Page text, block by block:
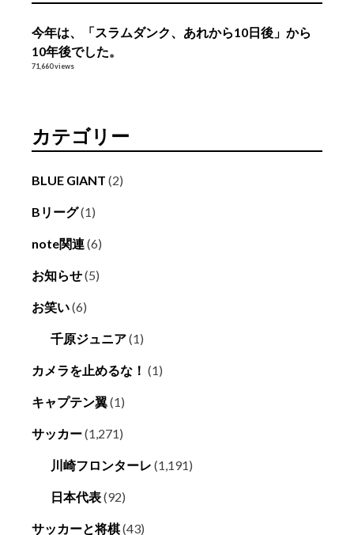
今年は、「スラムダンク、あれから10日後」から
10年後でした。
71,660 views
カテゴリー
BLUE GIANT (2)
Bリーグ(1)
note関連(6)
お知らせ(5)
お笑い(6)
千原ジュニア(1)
カメラを止めるな！ (1)
キャプテン翼 (1)
サッカー(1,271)
川崎フロンターレ (1,191)
日本代表(92)
サッカーと将棋(43)